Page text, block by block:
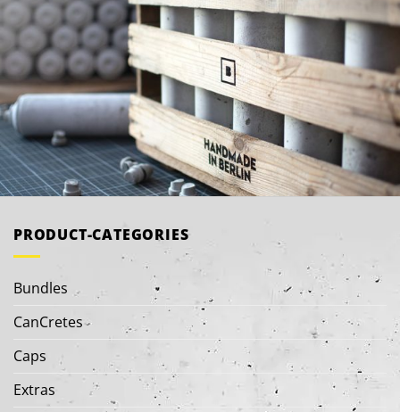
PRODUCT-CATEGORIES
Bundles
CanCretes
Caps
Extras